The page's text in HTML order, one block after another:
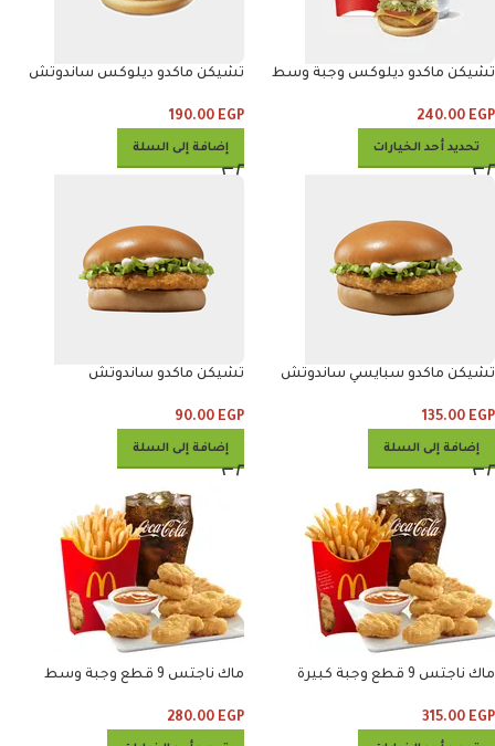
تشيكن ماكدو ديلوكس وجبة وسط
240.00 EGP
تحديد أحد الخيارات
تشيكن ماكدو ديلوكس ساندوتش
190.00 EGP
إضافة إلى السلة
تشيكن ماكدو سبايسي ساندوتش
135.00 EGP
إضافة إلى السلة
تشيكن ماكدو ساندوتش
90.00 EGP
إضافة إلى السلة
ماك ناجتس 9 قطع وجبة كبيرة
315.00 EGP
ماك ناجتس 9 قطع وجبة وسط
280.00 EGP